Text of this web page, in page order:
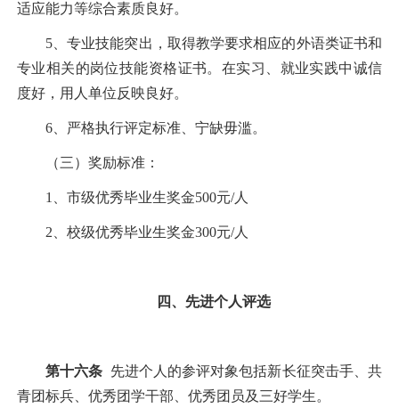
适应能力等综合素质良好。
5、专业技能突出，取得教学要求相应的外语类证书和
专业相关的岗位技能资格证书。在实习、就业实践中诚信
度好，用人单位反映良好。
6、严格执行评定标准、宁缺毋滥。
（三）奖励标准：
1 、市级优秀毕业生奖金500元/人
2 、校级优秀毕业生奖金300元/人
四、先进个人评选
第十六条 先进个人的参评对象包括新长征突击手、共
青团标兵、优秀团学干部、优秀团员及三好学生。